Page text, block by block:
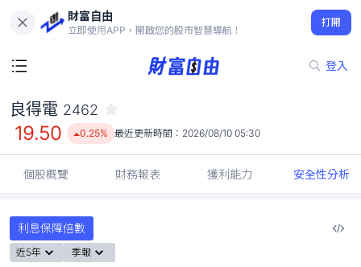
財富自由
立即使用APP，開啟您的股市智慧導航！
打開
登入
19.50
0.25%
良得電 2462
19.50 0.25% 最近更新時間： 2026/08/10 05:30
個股概覽 財務報表 獲利能力 安全性分析
利息保障倍數
近5年 季報